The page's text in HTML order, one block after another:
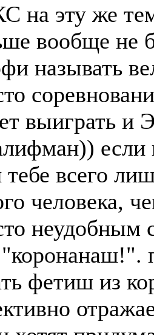
на эту же
вообще не
называть
выиграть и
если
тебе всего
человека,
неудобным
фетиш из